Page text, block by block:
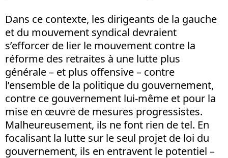
Dans ce contexte, les dirigeants de la gauche
et du mouvement syndical devraient
s’efforcer de lier le mouvement contre la
réforme des retraites à une lutte plus
générale – et plus offensive – contre
l’ensemble de la politique du gouvernement,
contre ce gouvernement lui-même et pour la
mise en œuvre de mesures progressistes.
Malheureusement, ils ne font rien de tel. En
focalisant la lutte sur le seul projet de loi du
gouvernement, ils en entravent le potentiel –